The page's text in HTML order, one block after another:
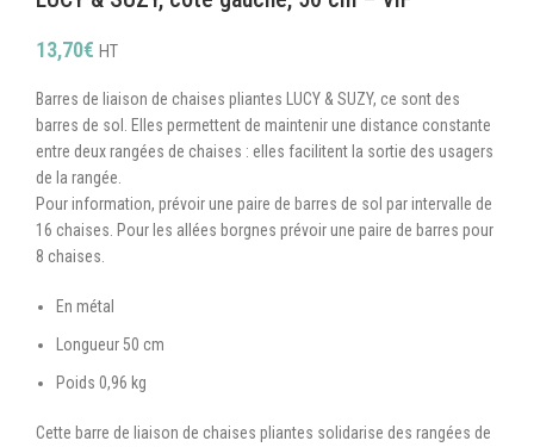
13,70€ HT
Barres de liaison de chaises pliantes LUCY & SUZY, ce sont des
barres de sol. Elles permettent de maintenir une distance constante
entre deux rangées de chaises : elles facilitent la sortie des usagers
de la rangée.
Pour information, prévoir une paire de barres de sol par intervalle de
16 chaises. Pour les allées borgnes prévoir une paire de barres pour
8 chaises.
En métal
Longueur 50 cm
Poids 0,96 kg
Cette barre de liaison de chaises pliantes solidarise des rangées de